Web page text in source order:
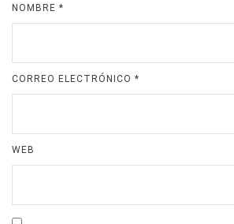
NOMBRE *
CORREO ELECTRÓNICO *
WEB